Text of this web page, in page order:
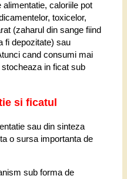
alimentatie, caloriile pot
toxicelor,
(zaharul din sange fiind
fi depozitate) sau
cand consumi mai
in ficat sub
si ficatul
sau din sinteza
o sursa importanta de
sub forma de